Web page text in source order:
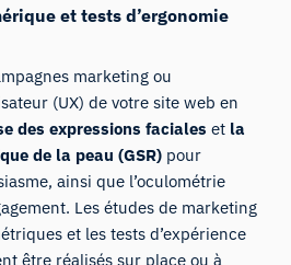
et tests d’ergonomie
marketing ou
(UX) de votre site web en
des expressions faciales et la
de la peau (GSR) pour
ainsi que l’oculométrie
Les études de marketing
et les tests d’expérience
être réalisés sur place ou à